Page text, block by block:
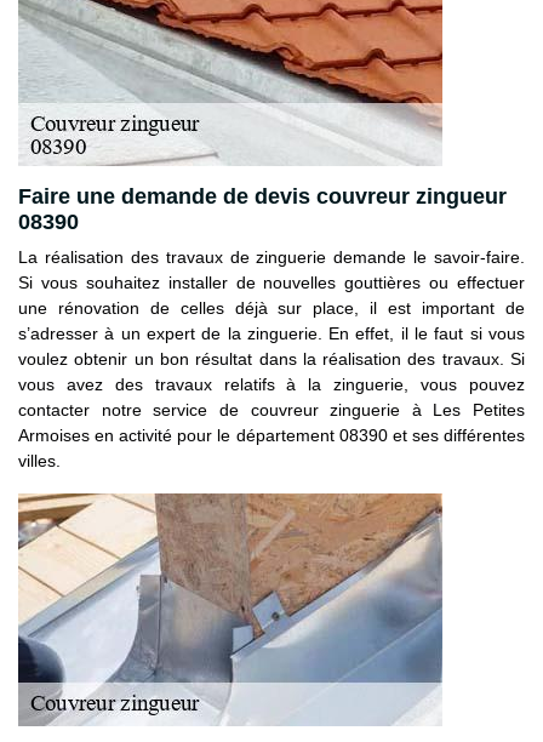
Faire une demande de devis couvreur zingueur
08390
La réalisation des travaux de zinguerie demande le savoir-faire.
Si vous souhaitez installer de nouvelles gouttières ou effectuer
une rénovation de celles déjà sur place, il est important de
s’adresser à un expert de la zinguerie. En effet, il le faut si vous
voulez obtenir un bon résultat dans la réalisation des travaux. Si
vous avez des travaux relatifs à la zinguerie, vous pouvez
contacter notre service de couvreur zinguerie à Les Petites
Armoises en activité pour le département 08390 et ses différentes
villes.